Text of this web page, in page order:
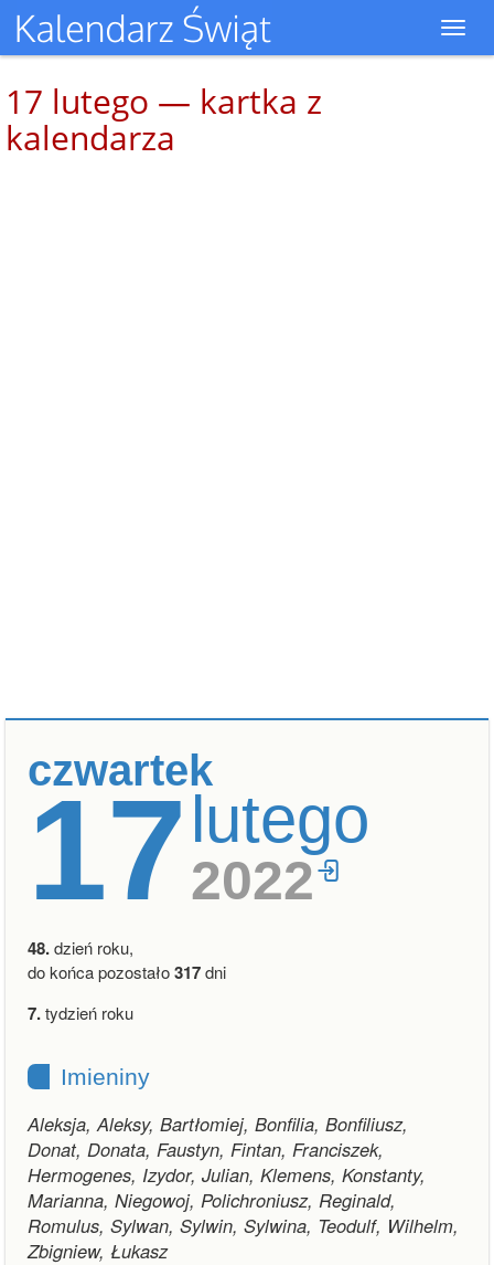
17 lutego — kartka z
kalendarza
czwartek
17lutego
2022
48.dzień roku,
do końca pozostało317dni
7.tydzień roku
Imieniny
Aleksja, Aleksy, Bartłomiej, Bonfilia, Bonfiliusz,
Donat, Donata, Faustyn, Fintan, Franciszek,
Hermogenes, Izydor, Julian, Klemens, Konstanty,
Marianna, Niegowoj, Polichroniusz, Reginald,
Romulus, Sylwan, Sylwin, Sylwina, Teodulf, Wilhelm,
Zbigniew, Łukasz